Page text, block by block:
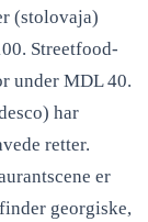
(stolovaja)
Streetfood-
under MDL 40.
har
retter.
er
georgiske,